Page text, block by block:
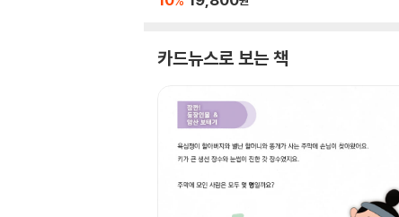
카드뉴스로 보는 책